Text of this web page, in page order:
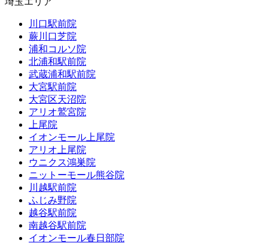
川口駅前院
蕨川口芝院
浦和コルソ院
北浦和駅前院
武蔵浦和駅前院
大宮駅前院
大宮区天沼院
アリオ鷲宮院
上尾院
イオンモール上尾院
アリオ上尾院
ウニクス鴻巣院
ニットーモール熊谷院
川越駅前院
ふじみ野院
越谷駅前院
南越谷駅前院
イオンモール春日部院